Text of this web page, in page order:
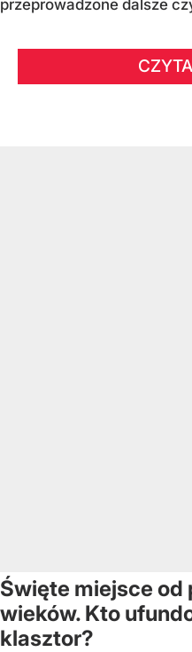
przeprowadzone dalsze
Święte miejsce od
wieków. Kto
klasztor?